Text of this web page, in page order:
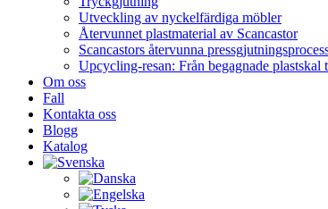
Utveckling av nyckelfärdiga möbler
Återvunnet plastmaterial av Scancastor
Scancastors återvunna
Upcycling-resan: Från begagnade plastskal
Om oss
Fall
Kontakta oss
Blogg
Katalog